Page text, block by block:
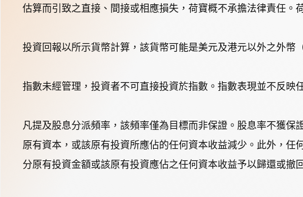
估算而引致之直接、間接或相應損失，荷寶概不承擔法律責任
投資回報以所示貨幣計算，該貨幣可能是美元及港元以外之外幣
指數未經管理，投資者不可直接投資於指數。指數表現並不反映
凡提及股息分派頻率，該頻率僅為目標而非保證。股息率不獲
原有資本，或該原有投資所應佔的任何資本收益減少。此外，
分原有投資金額或該原有投資應佔之任何資本收益予以歸還或撤